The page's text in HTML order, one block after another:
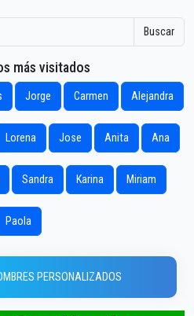
Buscar
más visitados
Jorge Carmen Alejandra
Lorena Jose Anita Ana
Sandra Karina Miriam
Paola
PERSONALIZADOS